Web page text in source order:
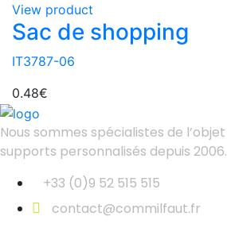
View product
Sac de shopping
IT3787-06
0.48€
Nous sommes spécialistes de l’objet
supports personnalisés depuis 2006.
+33 (0)9 52 515 515
contact@commilfaut.fr